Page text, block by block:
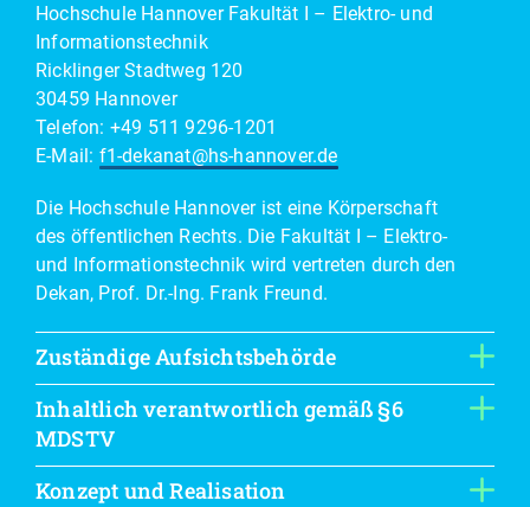
Hochschule Hannover Fakultät I – Elektro- und
Informationstechnik
Ricklinger Stadtweg 120
30459 Hannover
Telefon: +49 511 9296-1201
E-Mail: f1-dekanat@hs-hannover.de
Die Hochschule Hannover ist eine Körperschaft
des öffentlichen Rechts. Die Fakultät I – Elektro-
und Informationstechnik wird vertreten durch den
Dekan, Prof. Dr.-Ing. Frank Freund.
Zuständige Aufsichtsbehörde
Inhaltlich verantwortlich gemäß §6
MDSTV
Konzept und Realisation